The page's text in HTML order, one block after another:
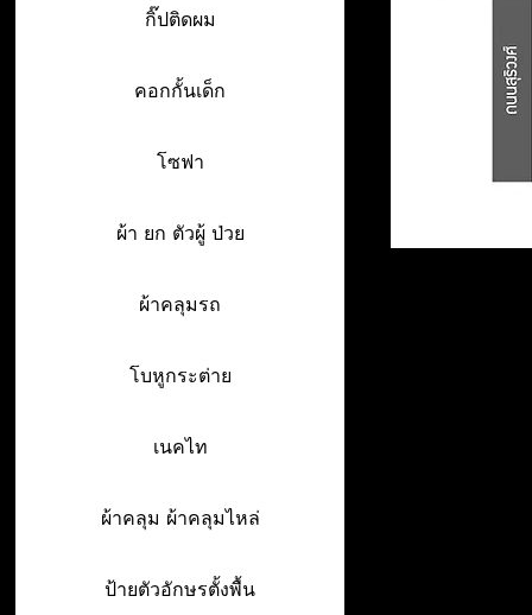
กิ๊ปติดผม
คอกกั้นเด็ก
โซฟา
ผ้า ยก ตัวผู้ ป่วย
ผ้าคลุมรถ
โบหูกระต่าย
เนคไท
ผ้าคลุม ผ้าคลุมไหล่
ป้ายตัวอักษรตั้งพื้น